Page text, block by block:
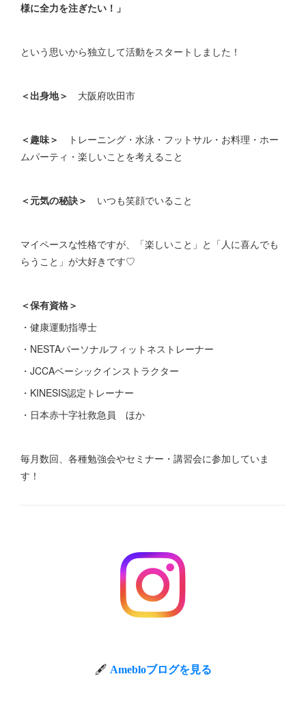
様に全力を注ぎたい！」
という思いから独立して活動をスタートしました！
＜出身地＞ 大阪府吹田市
＜趣味＞
トレーニング・水泳・フットサル・お料理・ホー
ムパーティ・楽しいことを考えること
＜元気の秘訣＞ いつも笑顔でいること
マイペースな性格ですが、「楽しいこと」と「人に喜んでも
らうこと」が大好きです♡
＜保有資格＞
・健康運動指導士
・NESTAパーソナルフィットネストレーナー
・JCCAベーシックインストラクター
・KINESIS認定トレーナー
・日本赤十字社救急員 ほか
毎月数回、各種勉強会やセミナー・講習会に参加していま
す！